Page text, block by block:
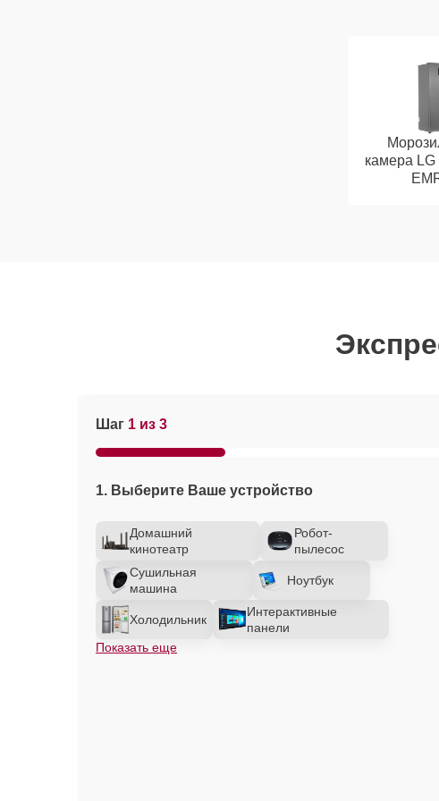
камера
Шаг 1 из 3
1. Выберите Ваше устройство
Домашний
кинотеатр
Робот-
пылесос
Сушильная
машина
Ноутбук
Холодильник
Интерактивные
панели
Показать еще